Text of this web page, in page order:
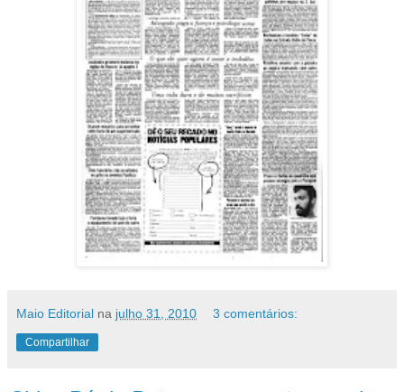
Maio Editorial na julho 31, 2010 3 comentários:
Compartilhar